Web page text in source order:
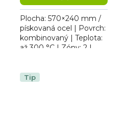
5
hvězdiček.
Plocha: 570×240 mm /
pískovaná ocel | Povrch:
kombinovaný | Teplota:
až 300 °C | Zóny: 2 |
mm | 400 V / 6,0 kW....
Tip